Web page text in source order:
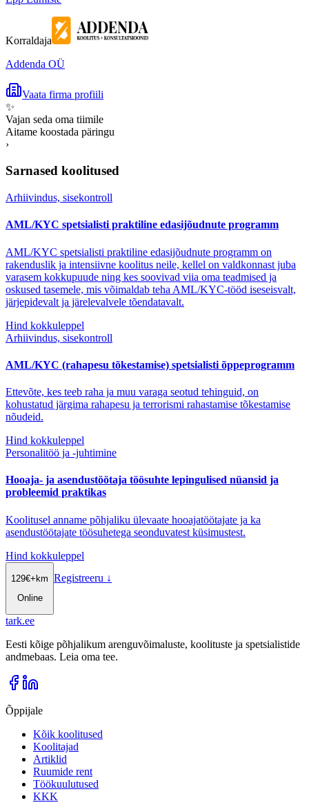
Korraldaja
Addenda OÜ
Vaata firma profiili
✨
Vajan seda oma tiimile
Aitame koostada päringu
›
Sarnased koolitused
Arhiivindus, sisekontroll
AML/KYC spetsialisti praktiline edasijõudnute programm
AML/KYC spetsialisti praktiline edasijõudnute programm on
rakenduslik ja intensiivne koolitus neile, kellel on valdkonnast juba
varasem kokkupuude ning kes soovivad viia oma teadmised ja
oskused tasemele, mis võimaldab teha AML/KYC-tööd iseseisvalt,
järjepidevalt ja järelevalvele tõendatavalt.
Hind kokkuleppel
Arhiivindus, sisekontroll
AML/KYC (rahapesu tõkestamise) spetsialisti õppeprogramm
Ettevõte, kes teeb raha ja muu varaga seotud tehinguid, on
kohustatud järgima rahapesu ja terrorismi rahastamise tõkestamise
nõudeid.
Hind kokkuleppel
Personalitöö ja -juhtimine
Hooaja- ja asendustöötaja töösuhte lepingulised nüansid ja
probleemid praktikas
Koolitusel anname põhjaliku ülevaate hooajatöötajate ja ka
asendustöötajate töösuhetega seonduvatest küsimustest.
Hind kokkuleppel
129€+km
Online
Registreeru ↓
tark.ee
Eesti kõige põhjalikum arenguvõimaluste, koolituste ja spetsialistide
andmebaas. Leia oma tee.
Õppijale
Kõik koolitused
Koolitajad
Artiklid
Ruumide rent
Töökuulutused
KKK